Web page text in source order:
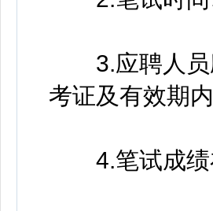
3.应聘人员
考证及有效期
4.笔试成绩